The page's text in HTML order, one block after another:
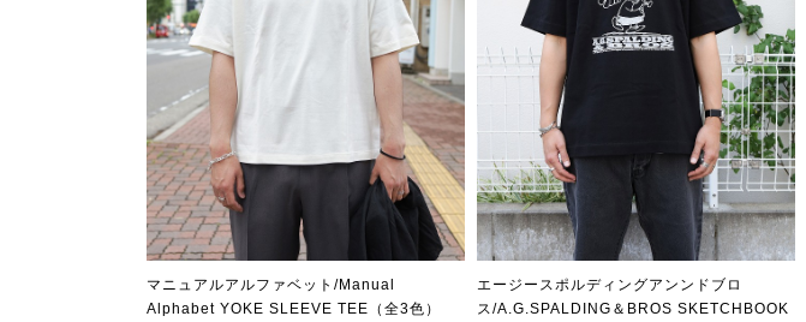
マニュアルアルファベット/Manual
Alphabet YOKE SLEEVE TEE（全3色）
エージースポルディングアンンドブロ
ス/A.G.SPALDING＆BROS SKETCHBOOK